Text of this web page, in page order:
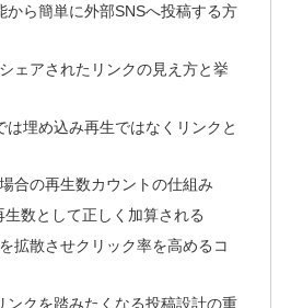
から簡単に外部SNSへ投稿する方
ェアされたリンクの見え方と挙
は埋め込み再生ではなくリンクと
合の再生数カウントの仕組み
生数として正しく加算される
拡散させクリック率を高めるコ
ンクを踏みたくなる投稿設計の重